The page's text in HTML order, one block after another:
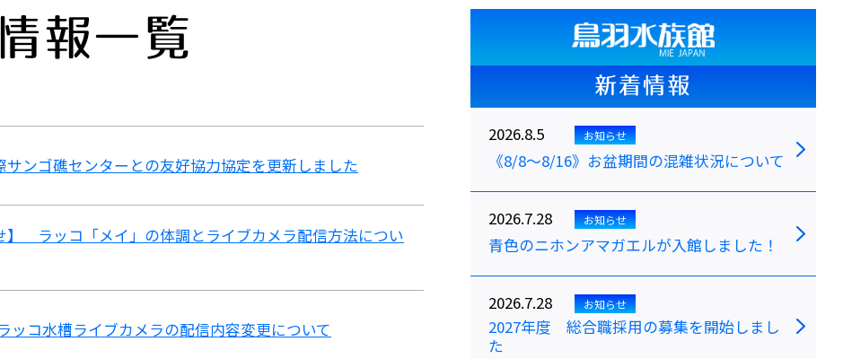
報一覧
サンゴ礁センターとの友好協力協定を更新しました
】 ラッコ「メイ」の体調とライブカメラ配信方法につい
ッコ水槽ライブカメラの配信内容変更について
新着情報
2026.8.5 お知らせ
《8/8～8/16》お盆期間の混雑状況について
2026.7.28 お知らせ
青色のニホンアマガエルが入館しました！
2026.7.28 お知らせ
2027年度 総合職採用の募集を開始しまし
た